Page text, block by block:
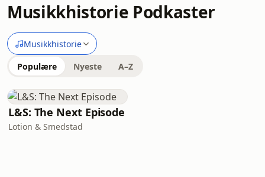
Musikkhistorie Podkaster
Musikkhistorie
Populære Nyeste A–Z
L&S: The Next Episode
Lotion & Smedstad